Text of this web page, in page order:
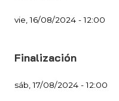
vie, 16/08/2024 - 12:00
Finalización
sáb, 17/08/2024 - 12:00